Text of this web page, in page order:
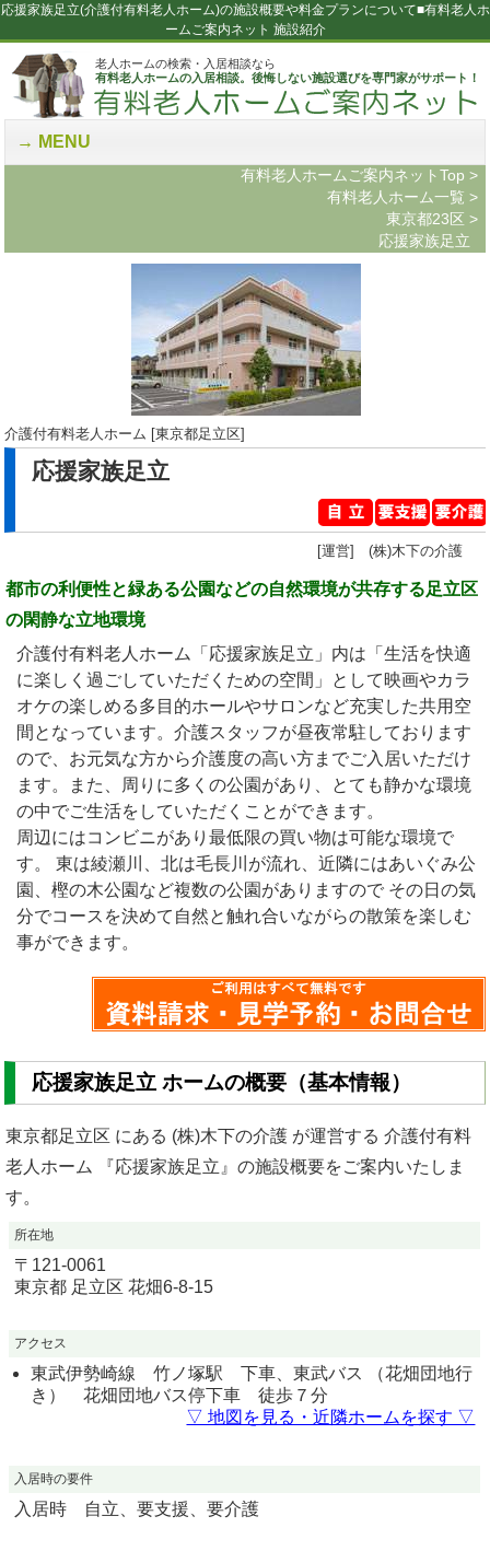
応援家族足立(介護付有料老人ホーム)の施設概要や料金プランについて■有料老人ホ
ームご案内ネット 施設紹介
老人ホームの検索・入居相談なら
有料老人ホームの入居相談。後悔しない施設選びを専門家がサポート！
MENU
有料老人ホームご案内ネットTop >
有料老人ホーム一覧 >
東京都23区 >
応援家族足立
介護付有料老人ホーム [東京都足立区]
応援家族足立
[運営] (株)木下の介護
都市の利便性と緑ある公園などの自然環境が共存する足立区
の閑静な立地環境
介護付有料老人ホーム「応援家族足立」内は「生活を快適
に楽しく過ごしていただくための空間」として映画やカラ
オケの楽しめる多目的ホールやサロンなど充実した共用空
間となっています。介護スタッフが昼夜常駐しております
ので、お元気な方から介護度の高い方までご入居いただけ
ます。また、周りに多くの公園があり、とても静かな環境
の中でご生活をしていただくことができます。
周辺にはコンビニがあり最低限の買い物は可能な環境で
す。 東は綾瀬川、北は毛長川が流れ、近隣にはあいぐみ公
園、樫の木公園など複数の公園がありますので その日の気
分でコースを決めて自然と触れ合いながらの散策を楽しむ
事ができます。
応援家族足立 ホームの概要（基本情報）
東京都足立区 にある (株)木下の介護 が運営する 介護付有料
老人ホーム 『応援家族足立』の施設概要をご案内いたしま
す。
所在地
〒 121-0061
東京都 足立区 花畑6-8-15
アクセス
東武伊勢崎線 竹ノ塚駅 下車、東武バス （花畑団地行
き） 花畑団地バス停下車 徒歩７分
▽ 地図を見る・近隣ホームを探す ▽
入居時の要件
入居時 自立、要支援、要介護